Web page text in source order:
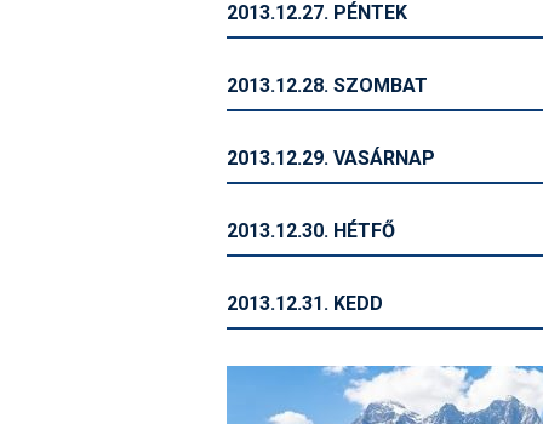
2013.12.27. PÉNTEK
2013.12.28. SZOMBAT
2013.12.29. VASÁRNAP
2013.12.30. HÉTFŐ
2013.12.31. KEDD